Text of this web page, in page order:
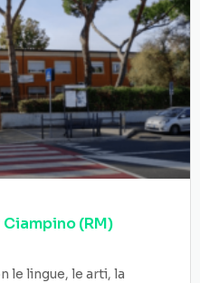
Ciampino (RM)
le lingue, le arti, la